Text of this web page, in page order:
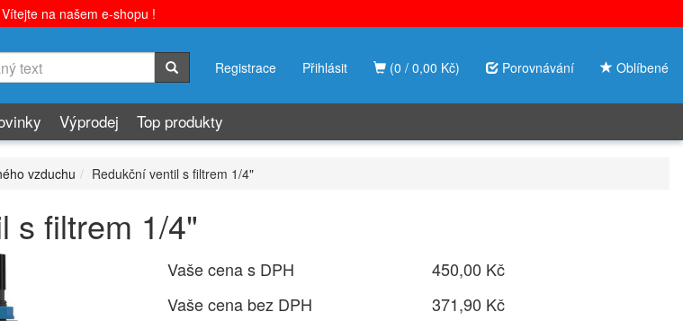
Vítejte na našem e-shopu !
(0 / 0,00 Kč) Porovnávání Oblíbené
Registrace Přihlásit
Výprodej Top produkty
vzduchu Redukční ventil s filtrem 1/4"
s filtrem 1/4"
Vaše cena s DPH
450,00 Kč
Vaše cena bez DPH
371,90 Kč